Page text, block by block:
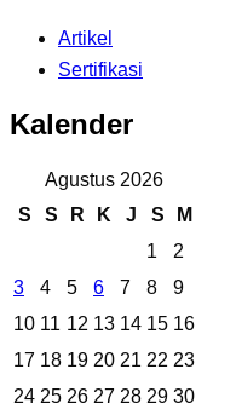
Artikel
Sertifikasi
Kalender
Agustus 2026
S
S R K J S
M
1
2
3
4 5 6 7 8
9
10 11 12 13 14 15 16
17 18 19 20 21 22 23
24 25 26 27 28 29 30